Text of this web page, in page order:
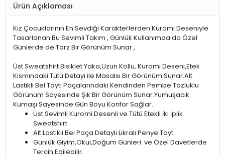
Ürün Açıklaması
Kız Çocuklarının En Sevdiği Karakterlerden Kuromi Deseniyle
Tasarlanan Bu Sevimli Takım , Günlük Kullanımda da Özel
Günlerde de Tarz Bir Görünüm Sunar.,
Üst Sweatshirt Bisiklet Yaka,Uzun Kollu, Kuromi Deseni,Etek
Kısmındaki Tütü Detayı ile Masalsı Bir Görünüm Sunar.Alt
Lastikli Bel Taytı Paçalarındaki Kendinden Pembe Tozluklu
Görünüm Sayesinde Şık Bir Görünüm Sunar.Yumuşacık
Kumaşı Sayesinde Gün Boyu Konfor Sağlar.
Üst Sevimli Kuromi Desenli ve Tütü Etekli İki İplik
Sweatshirt
Alt Lastikli Bel Paça Detaylı Likralı Penye Tayt
Günlük Giyim,Okul,Doğum Günleri ve Özel Davetlerde
Tercih Edilebilir.